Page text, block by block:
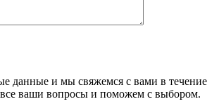
данные и мы свяжемся с вами в течение
все ваши вопросы и поможем с выбором.